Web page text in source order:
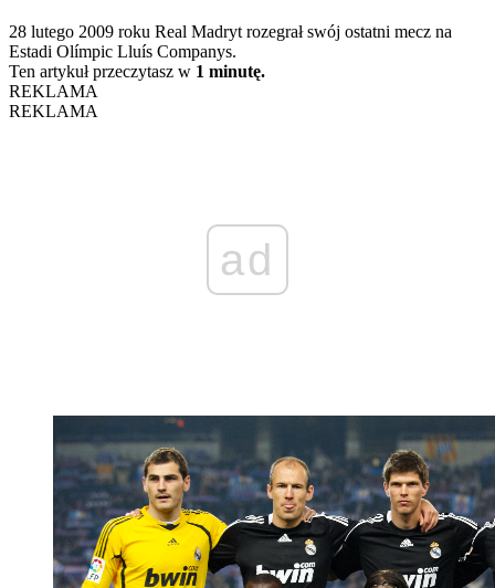
28 lutego 2009 roku Real Madryt rozegrał swój ostatni mecz na
Estadi Olímpic Lluís Companys.
Ten artykuł przeczytasz w 1 minutę.
REKLAMA
REKLAMA
ad